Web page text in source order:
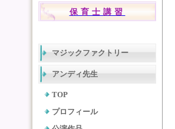
保育士講習
マジックファクトリー
アンディ先生
TOP
プロフィール